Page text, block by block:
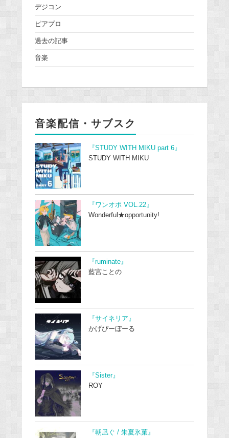
デジコン
ピアプロ
過去の記事
音楽
音楽配信・サブスク
『STUDY WITH MIKU part 6』
STUDY WITH MIKU
『ワンオポ VOL.22』
Wonderful★opportunity!
『ruminate』
藍宮ことの
『サイネリア』
かげぴーぼーる
『Sister』
ROY
『朝凪ぐ / 朱夏氷菓』